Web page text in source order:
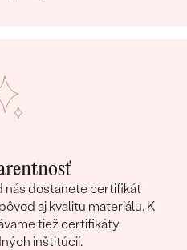
nás dostanete certifikát
aj kvalitu materiálu. K
tiež certifikáty
inštitúcií.